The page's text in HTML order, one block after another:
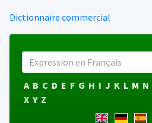
Dictionnaire commercial
A B C D E F G H I J K L M N
X Y Z